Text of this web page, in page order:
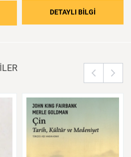
Eşyaya Teslim Olmayan Ahlak
DETAYLI BİLGİ